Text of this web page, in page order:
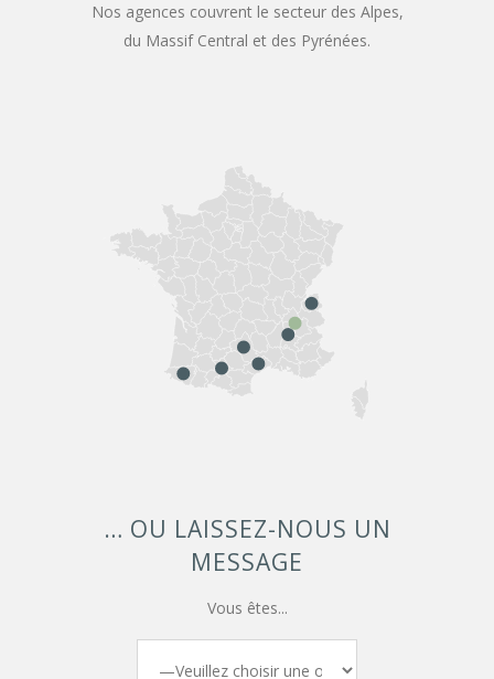
Nos agences couvrent le secteur des Alpes,
du Massif Central et des Pyrénées.
… OU LAISSEZ-NOUS UN
MESSAGE
Vous êtes...